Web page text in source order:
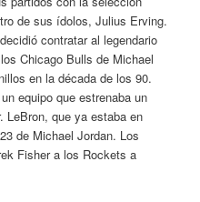
de sus ídolos, Julius Erving.
contratar al legendario
Chicago Bulls de Michael
en la década de los 90.
equipo que estrenaba un
LeBron, que ya estaba en
de Michael Jordan. Los
Fisher a los Rockets a